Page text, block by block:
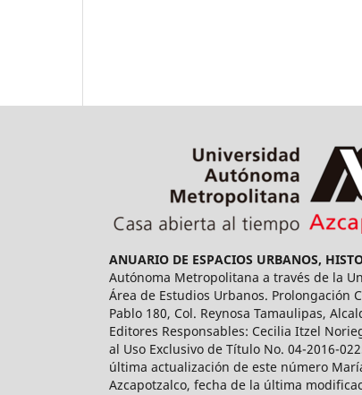
ANUARIO DE ESPACIOS URBANOS,
Autónoma Metropolitana a través de la
Área de Estudios Urbanos. Prolongación
Pablo 180, Col. Reynosa Tamaulipas,
Editores Responsables: Cecilia Itzel
al Uso Exclusivo de Título No. 04-2016-
última actualización de este número
Azcapotzalco, fecha de la última